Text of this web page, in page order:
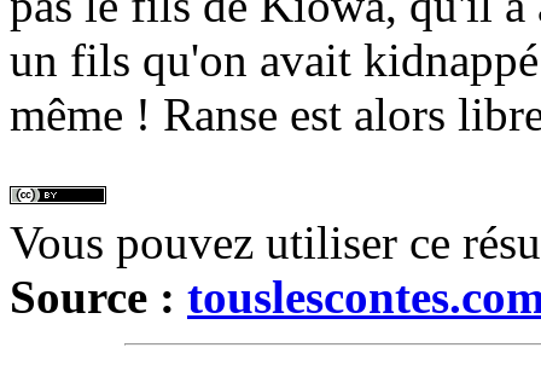
un fils qu'on avait
même ! Ranse est alors
Vous pouvez utiliser ce
Source :